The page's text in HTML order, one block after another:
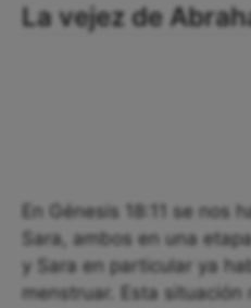
La vejez de
En Génesis 18:11 se nos
Sara, ambos en una
y Sara en particular ya
menstruar. Esta